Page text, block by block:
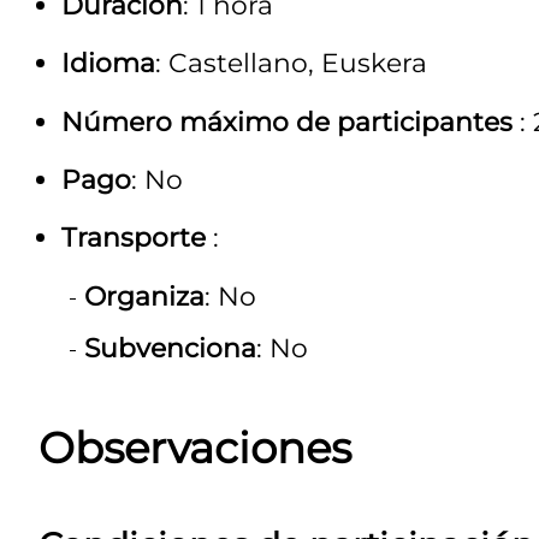
Idioma: Castellano, Euskera
Número máximo de participantes :
Pago: No
Transporte :
Organiza: No
Subvenciona: No
Observaciones